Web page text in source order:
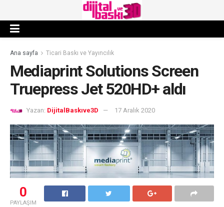
Ana sayfa Ticari Baskı ve Yayıncılık
Mediaprint Solutions Screen
Truepress Jet 520HD+ aldı
Yazan: DijitalBaskıve3D 17 Aralık 2020
0
PAYLAŞIM